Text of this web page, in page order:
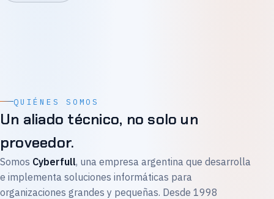
QUIÉNES SOMOS
Un aliado técnico, no solo un
proveedor.
Somos Cyberfull, una empresa argentina que desarrolla
e implementa soluciones informáticas para
organizaciones grandes y pequeñas. Desde 1998